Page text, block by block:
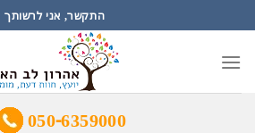
to
content
התקשר, אני לרשותך
050-6359000